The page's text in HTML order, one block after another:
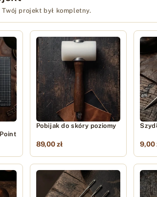
Twój projekt był kompletny.
Pobijak do skóry poziomy
89,00 zł 9,00